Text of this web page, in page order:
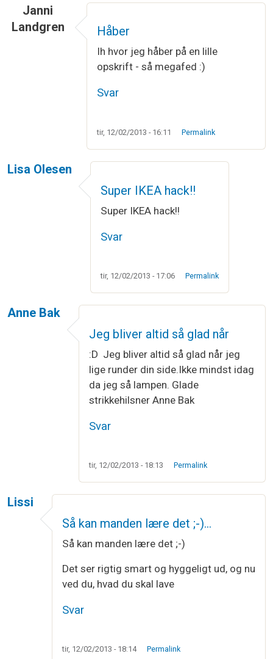
Janni
Landgren
Håber
Ih hvor jeg håber på en lille
opskrift - så megafed :)
Svar
tir, 12/02/2013 - 16:11 Permalink
Lisa Olesen
Super IKEA hack!!
Super IKEA hack!!
Svar
tir, 12/02/2013 - 17:06 Permalink
Anne Bak
Jeg bliver altid så glad når
:D Jeg bliver altid så glad når jeg
lige runder din side.Ikke mindst idag
da jeg så lampen. Glade
strikkehilsner Anne Bak
Svar
tir, 12/02/2013 - 18:13 Permalink
Lissi
Så kan manden lære det ;-)…
Så kan manden lære det ;-)
Det ser rigtig smart og hyggeligt ud, og nu
ved du, hvad du skal lave
Svar
tir, 12/02/2013 - 18:14 Permalink